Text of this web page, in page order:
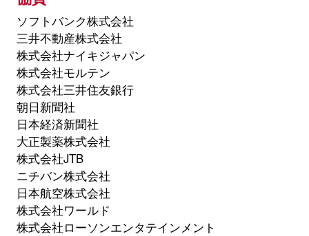
ソフトバンク株式会社
三井不動産株式会社
株式会社ナイキジャパン
株式会社モルテン
株式会社三井住友銀行
朝日新聞社
日本経済新聞社
大正製薬株式会社
株式会社JTB
ニチバン株式会社
日本航空株式会社
株式会社ワールド
株式会社ローソンエンタテインメント